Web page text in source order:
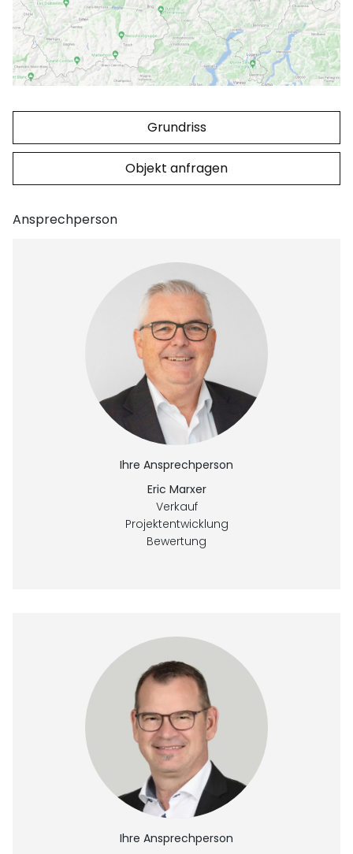
Grundriss
Objekt anfragen
Ansprechperson
Ihre Ansprechperson
Eric Marxer
Verkauf
Projektentwicklung
Bewertung
Ihre Ansprechperson